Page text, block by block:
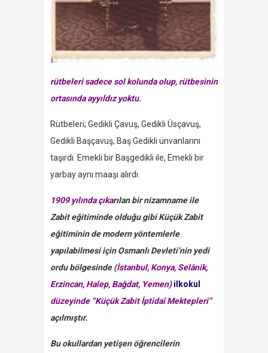
rütbeleri sadece sol kolunda olup, rütbesinin
ortasında ayyıldız yoktu.
Rütbeleri; Gedikli Çavuş, Gedikli Üsçavuş,
Gedikli Başçavuş, Baş Gedikli ünvanlarını
taşırdı. Emekli bir Başgedikli ile, Emekli bir
yarbay aynı maaşı alırdı.
1909 yılında çıkarılan bir nizamname ile
Zabit eğitiminde olduğu gibi Küçük Zabit
eğitiminin de modern yöntemlerle
yapılabilmesi için Osmanlı Devleti’nin yedi
ordu bölgesinde (İstanbul, Konya, Selânik,
Erzincan, Halep, Bağdat, Yemen)ilkokul
düzeyinde “Küçük Zabit İptidaî Mektepleri”
açılmıştır.
Bu okullardan yetişen öğrencilerin